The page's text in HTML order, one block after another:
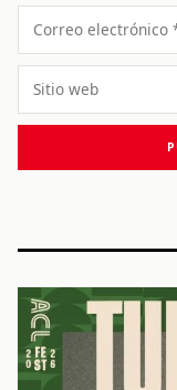
Correo
electrónico
Sitio
web